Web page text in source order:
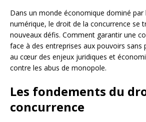
Dans un monde économique dominé par
numérique, le droit de la concurrence se
nouveaux défis. Comment garantir une
face à des entreprises aux pouvoirs sans
au cœur des enjeux juridiques et
contre les abus de monopole.
Les fondements du
concurrence